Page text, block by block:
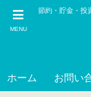
MENU
節約・貯金・投
ホーム お問い